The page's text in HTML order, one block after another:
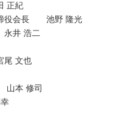
正紀
締役会長 池野 隆光
井 浩二
文也
本 修司